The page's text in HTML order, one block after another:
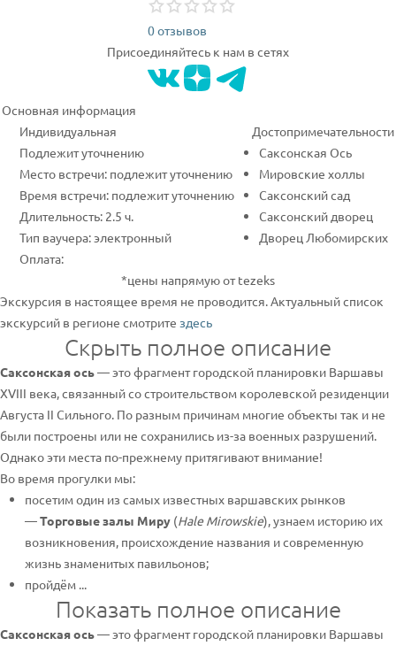
0 отзывов
Присоединяйтесь к нам в сетях
Основная информация
Индивидуальная
Подлежит уточнению
Место встречи: подлежит уточнению
Время встречи: подлежит уточнению
Длительность: 2.5 ч.
Тип ваучера: электронный
Оплата:
Достопримечательности
Саксонская Ось
Мировские холлы
Саксонский сад
Саксонский дворец
Дворец Любомирских
*цены напрямую от tezeks
Экскурсия в настоящее время не проводится. Актуальный список
экскурсий в регионе смотрите здесь
Скрыть полное описание
Саксонская ось— это фрагмент городской планировки Варшавы
XVIII века, связанный со строительством королевской резиденции
Августа II Сильного. По разным причинам многие объекты так и не
были построены или не сохранились из-за военных разрушений.
Однако эти места по-прежнему притягивают внимание!
Во время прогулки мы:
посетим один из самых известных варшавских рынков
—Торговые залы Миру (Hale Mirowskie), узнаем историю их
возникновения, происхождение названия и современную
жизнь знаменитых павильонов;
пройдём ...
Показать полное описание
Саксонская ось— это фрагмент городской планировки Варшавы